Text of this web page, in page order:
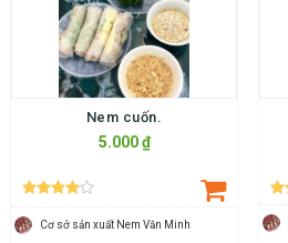
Nem cuốn.
5.000 ₫
Cơ sở sản xuất Nem Văn Minh